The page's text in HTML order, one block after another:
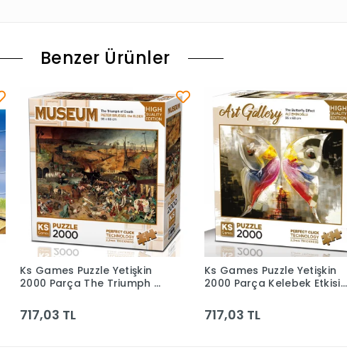
Benzer Ürünler
Sepete Ekle
Ks Games Puzzle Yetişkin
2000 Parça The Triumph Of
717,03 TL
Sepete Ekle
Ks Games Puzzle Yetişkin
2000 Parça Kelebek Etkisi
717,03 TL